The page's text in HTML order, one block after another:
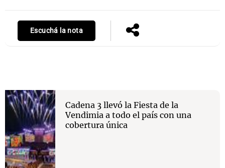
Escuchá la nota
Cadena 3 llevó la Fiesta de la
Vendimia a todo el país con una
cobertura única
Notas
Mundial 2026